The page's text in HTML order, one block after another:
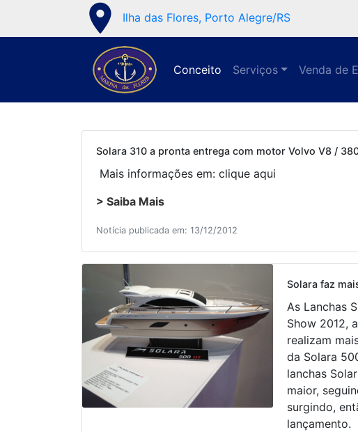
place Ilha das Flores, Porto Alegre/RS
Conceito Serviços Venda de
Solara 310 a pronta entrega com motor Volvo V8 /
Mais informações em: clique aqui
> Saiba Mais
Notícia publicada em: 13/12/2012
Solara faz
As Lanchas
Show 2012,
realizam
da Solara
lanchas
maior,
surgindo,
lançamento.